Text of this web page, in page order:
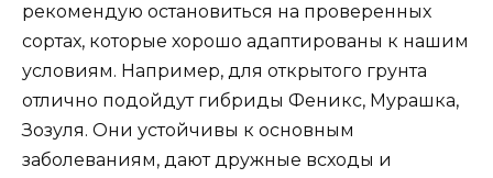
рекомендую остановиться на проверенных
сортах, которые хорошо адаптированы к нашим
условиям. Например, для открытого грунта
отлично подойдут гибриды Феникс, Мурашка,
Зозуля. Они устойчивы к основным
заболеваниям, дают дружные всходы и